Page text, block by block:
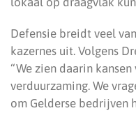
Defensie breidt veel
kazernes uit. Volgens
“We zien daarin
verduurzaming. We
om Gelderse bedrijven